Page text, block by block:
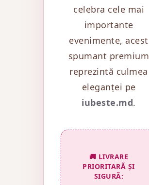
celebra cele mai
importante
evenimente, acest
spumant premium
reprezintă culmea
eleganței pe
iubeste.md.
🚚 LIVRARE
PRIORITARĂ ȘI
SIGURĂ: